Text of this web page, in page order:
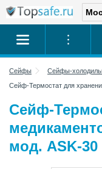
Сейфы Сейфы-
Сейф-Термостат для
Сейф-
мод. ASK-30